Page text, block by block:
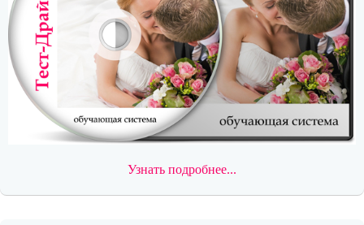
Узнать подробнее...